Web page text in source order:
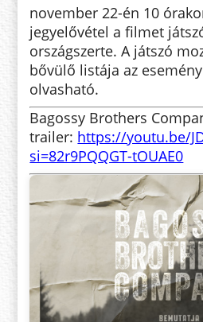
november 22-én 10
jegyelővétel a filmet
országszerte. A játszó
bővülő listája az esemény
olvasható.
Bagossy Brothers
trailer: https://youtu.be/
si=82r9PQQGT-tOUAE0